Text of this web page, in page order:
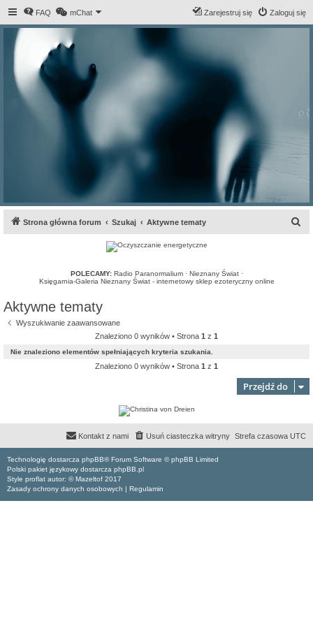
FAQ mChat Zaloguj się
Zarejestruj się
Strona główna forum Szukaj Aktywne tematy
POLECAMY: Radio Paranormalium· Nieznany Świat·
Księgarnia-Galeria Nieznany Świat - internetowy sklep ezoteryczny online
Aktywne tematy
Wyszukiwanie zaawansowane
Znaleziono 0 wyników • Strona 1 z 1
Nie znaleziono elementów spełniających kryteria szukania.
Znaleziono 0 wyników • Strona 1 z 1
Przejdź do
Strefa czasowa UTC
Usuń ciasteczka witryny
Kontakt z nami
Technologię dostarcza phpBB® Forum Software © phpBB Limited
Polski pakiet językowy dostarcza phpBB.pl
Style proflat autor: ©Mazeltof 2017
Zasady ochrony danych osobowych | Regulamin